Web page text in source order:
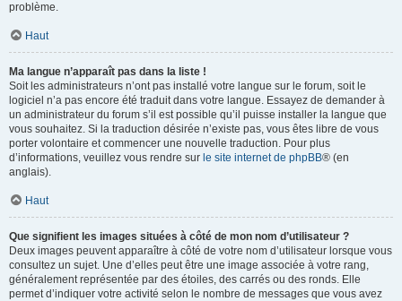
problème.
Haut
Ma langue n’apparaît pas dans la liste !
Soit les administrateurs n’ont pas installé votre langue sur le forum, soit le
logiciel n’a pas encore été traduit dans votre langue. Essayez de demander à
un administrateur du forum s’il est possible qu’il puisse installer la langue que
vous souhaitez. Si la traduction désirée n’existe pas, vous êtes libre de vous
porter volontaire et commencer une nouvelle traduction. Pour plus
d’informations, veuillez vous rendre sur le site internet de phpBB® (en
anglais).
Haut
Que signifient les images situées à côté de mon nom d’utilisateur ?
Deux images peuvent apparaître à côté de votre nom d’utilisateur lorsque vous
consultez un sujet. Une d’elles peut être une image associée à votre rang,
généralement représentée par des étoiles, des carrés ou des ronds. Elle
permet d’indiquer votre activité selon le nombre de messages que vous avez